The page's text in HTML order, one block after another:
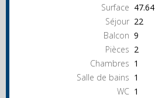
Surface 47.64
Séjour 22
Balcon 9
Pièces 2
Chambres 1
Salle de bains 1
WC 1